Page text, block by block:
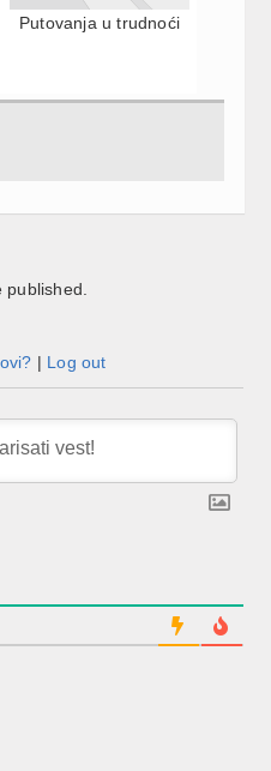
Putovanja u trudnoći
| Log out